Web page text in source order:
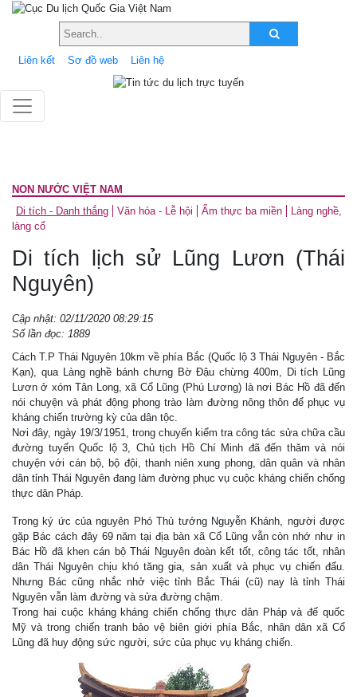
Liên kết Sơ đồ web Liên hệ
NON NƯỚC VIỆT NAM
Di tích - Danh thắng
Văn hóa - Lễ hội Ẩm thực ba miền
Làng nghề,
làng cổ
Di tích lịch sử Lũng Lươn (Thái
Nguyên)
Cập nhật: 02/11/2020 08:29:15
Số lần đọc: 1889
Cách T.P Thái Nguyên 10km về phía Bắc (Quốc lộ 3 Thái Nguyên - Bắc
Kạn), qua Làng nghề bánh chưng Bờ Đậu chừng 400m, Di tích Lũng
Lươn ở xóm Tân Long, xã Cổ Lũng (Phú Lương) là nơi Bác Hồ đã đến
nói chuyện và phát động phong trào làm đường nông thôn để phục vụ
kháng chiến trường kỳ của dân tộc.
Nơi đây, ngày 19/3/1951, trong chuyến kiểm tra công tác sửa chữa cầu
đường tuyến Quốc lộ 3, Chủ tịch Hồ Chí Minh đã đến thăm và nói
chuyện với cán bộ, bộ đội, thanh niên xung phong, dân quân và nhân
dân tỉnh Thái Nguyên đang làm đường phục vụ cuộc kháng chiến chống
thực dân Pháp.
Trong ký ức của nguyên Phó Thủ tướng Nguyễn Khánh, người được
gặp Bác cách đây 69 năm tại địa bàn xã Cổ Lũng vẫn còn nhớ như in
Bác Hồ đã khen cán bộ Thái Nguyên đoàn kết tốt, công tác tốt, nhân
dân Thái Nguyên chịu khó tăng gia, sản xuất và phục vụ chiến đấu.
Nhưng Bác cũng nhắc nhở việc tỉnh Bắc Thái (cũ) nay là tỉnh Thái
Nguyên vẫn làm đường và sửa đường chậm.
Trong hai cuộc kháng kháng chiến chống thực dân Pháp và đế quốc
Mỹ và trong chiến tranh bảo vệ biên giới phía Bắc, nhân dân xã Cổ
Lũng đã huy động sức người, sức của phục vụ kháng chiến.